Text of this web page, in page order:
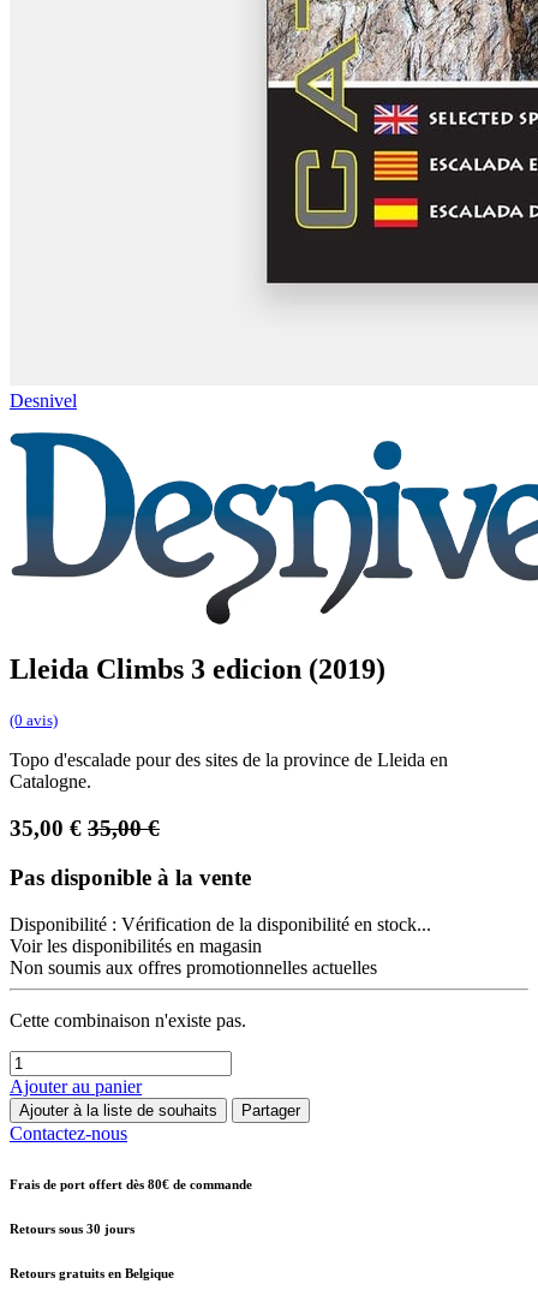
Desnivel
Lleida Climbs 3 edicion (2019)
(0 avis)
Topo d'escalade pour des sites de la province de Lleida en
Catalogne.
35,00 € 35,00€
Pas disponible à la vente
Disponibilité : Vérification de la disponibilité en stock...
Voir les disponibilités en magasin
Non soumis aux offres promotionnelles actuelles
Cette combinaison n'existe pas.
Ajouter au panier
Ajouter à la liste de souhaits Partager
Contactez-nous
Frais de port offert dès 80€ de commande
Retours sous 30 jours
Retours gratuits en Belgique